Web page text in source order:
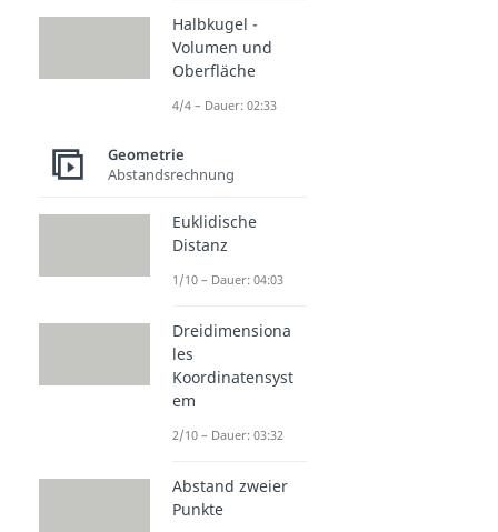
Halbkugel -
Volumen und
Oberfläche
4/4 – Dauer: 02:33
Geometrie
Abstandsrechnung
Euklidische
Distanz
1/10 – Dauer: 04:03
Dreidimensiona
les
Koordinatensyst
em
2/10 – Dauer: 03:32
Abstand zweier
Punkte